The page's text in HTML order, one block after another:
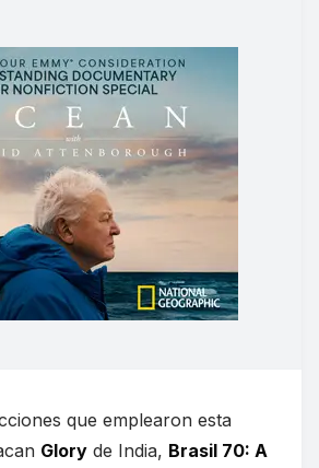
que emplearon esta
Glory de India, Brasil 70: A